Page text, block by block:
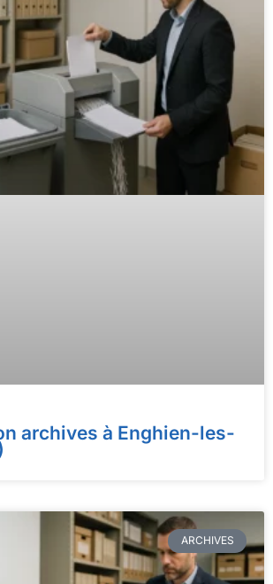
archives à Enghien-les-
ARCHIVES